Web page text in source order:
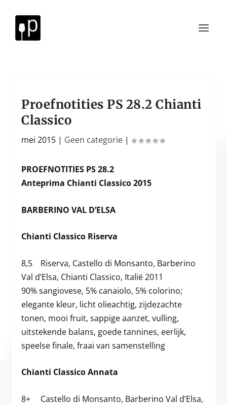
Proefnotities PS 28.2 Chianti
Classico
mei 2015 | Geen categorie |
PROEFNOTITIES PS 28.2
Anteprima Chianti Classico 2015
BARBERINO VAL D’ELSA
Chianti Classico Riserva
8,5 Riserva, Castello di Monsanto, Barberino
Val d’Elsa, Chianti Classico, Italië 2011
90% sangiovese, 5% canaiolo, 5% colorino;
elegante kleur, licht olieachtig, zijdezachte
tonen, mooi fruit, sappige aanzet, vulling,
uitstekende balans, goede tannines, eerlijk,
speelse finale, fraai van samenstelling
Chianti Classico Annata
8+ Castello di Monsanto, Barberino Val d’Elsa,